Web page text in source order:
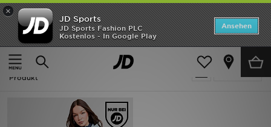
×
JD Sports
JD Sports Fashion PLC
Kostenlos - In Google Play
Ansehen
Home
Blau Red Run Activewear Tops
Verfeinern
Blau Red Run Activewear Tops
Produkt
ANGEBOTE
Neuheiten
Herren